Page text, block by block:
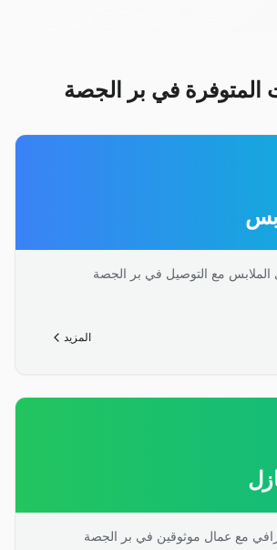
المتوفرة في بر الجصة
مع التوصيل في بر الجصة
المزيد
مع عمال موثوقين في بر الجصة